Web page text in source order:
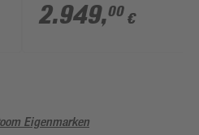
2.949,00 €
Eigenmarken